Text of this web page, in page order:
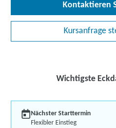
Kontaktieren
Kursanfrage
Wichtigste
Nächster Starttermin
Flexibler Einstieg